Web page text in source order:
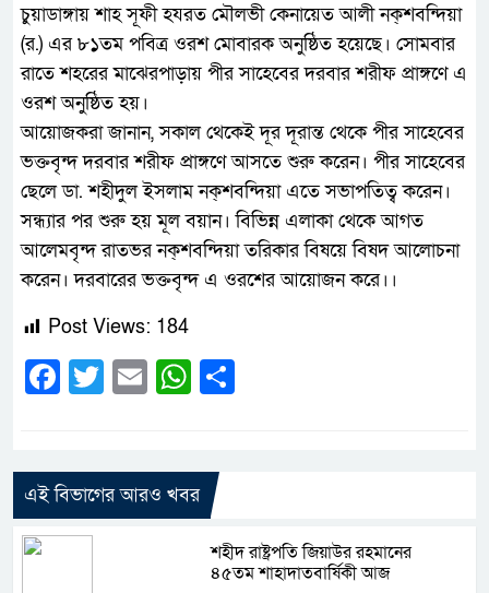
চুয়াডাঙ্গায় শাহ সূফী হযরত মৌলভী কেনায়েত আলী নক্শবন্দিয়া
(র.) এর ৮১তম পবিত্র ওরশ মোবারক অনুষ্ঠিত হয়েছে। সোমবার
রাতে শহরের মাঝেরপাড়ায় পীর সাহেবের দরবার শরীফ প্রাঙ্গণে এ
ওরশ অনুষ্ঠিত হয়।
আয়োজকরা জানান, সকাল থেকেই দূর দূরান্ত থেকে পীর সাহেবের
ভক্তবৃন্দ দরবার শরীফ প্রাঙ্গণে আসতে শুরু করেন। পীর সাহেবের
ছেলে ডা. শহীদুল ইসলাম নক্শবন্দিয়া এতে সভাপতিত্ব করেন।
সন্ধ্যার পর শুরু হয় মূল বয়ান। বিভিন্ন এলাকা থেকে আগত
আলেমবৃন্দ রাতভর নক্শবন্দিয়া তরিকার বিষয়ে বিষদ আলোচনা
করেন। দরবারের ভক্তবৃন্দ এ ওরশের আয়োজন করে।।
Post Views: 184
Facebook
Twitter
EmailWhatsApp
এই বিভাগের আরও খবর
শহীদ রাষ্ট্রপতি জিয়াউর রহমানের
৪৫তম শাহাদাতবার্ষিকী আজ